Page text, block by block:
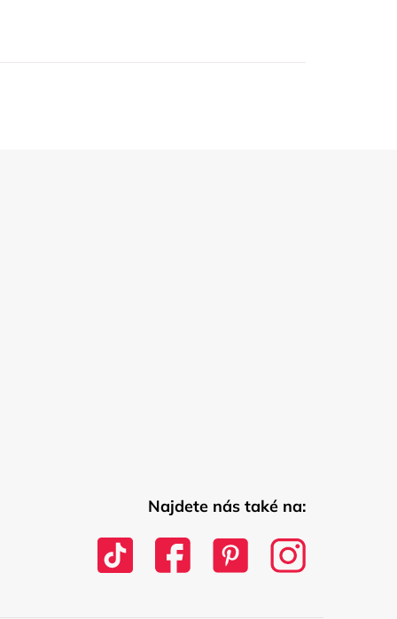
Najdete nás také na: